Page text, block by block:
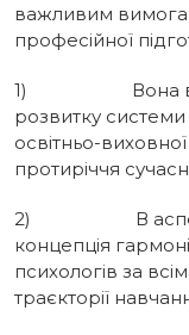
важливим
професійної
1) Вона
розвитку системи
освітньо-
протиріччя
2) В аспекті
концепція
психологів за
траєкторії